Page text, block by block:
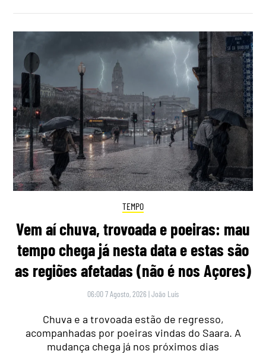
TEMPO
Vem aí chuva, trovoada e poeiras: mau
tempo chega já nesta data e estas são
as regiões afetadas (não é nos Açores)
06:00 7 Agosto, 2026 |João Luís
Chuva e a trovoada estão de regresso,
acompanhadas por poeiras vindas do Saara. A
mudança chega já nos próximos dias